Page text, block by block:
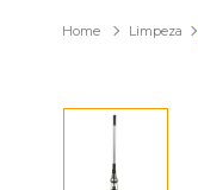
Limpeza